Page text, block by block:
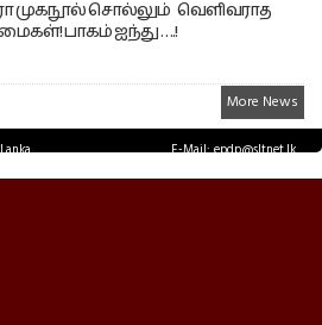
முகநூல் சொல்லும் வெளிவராத
பாகம் ஐந்து ….!
More News
E-Mail: epdp@sltnet.lk